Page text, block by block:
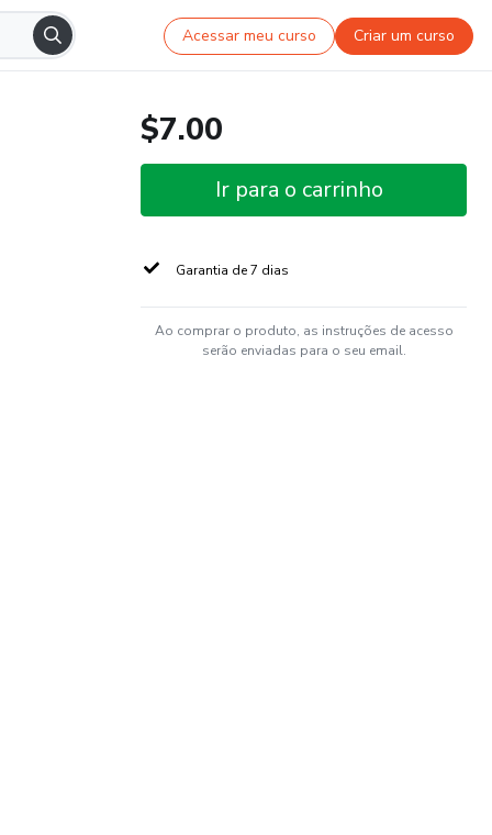
Acessar meu curso Criar um curso
$7.00
Ir para o carrinho
Garantia de 7 dias
Ao comprar o produto, as instruções de acesso
serão enviadas para o seu email.